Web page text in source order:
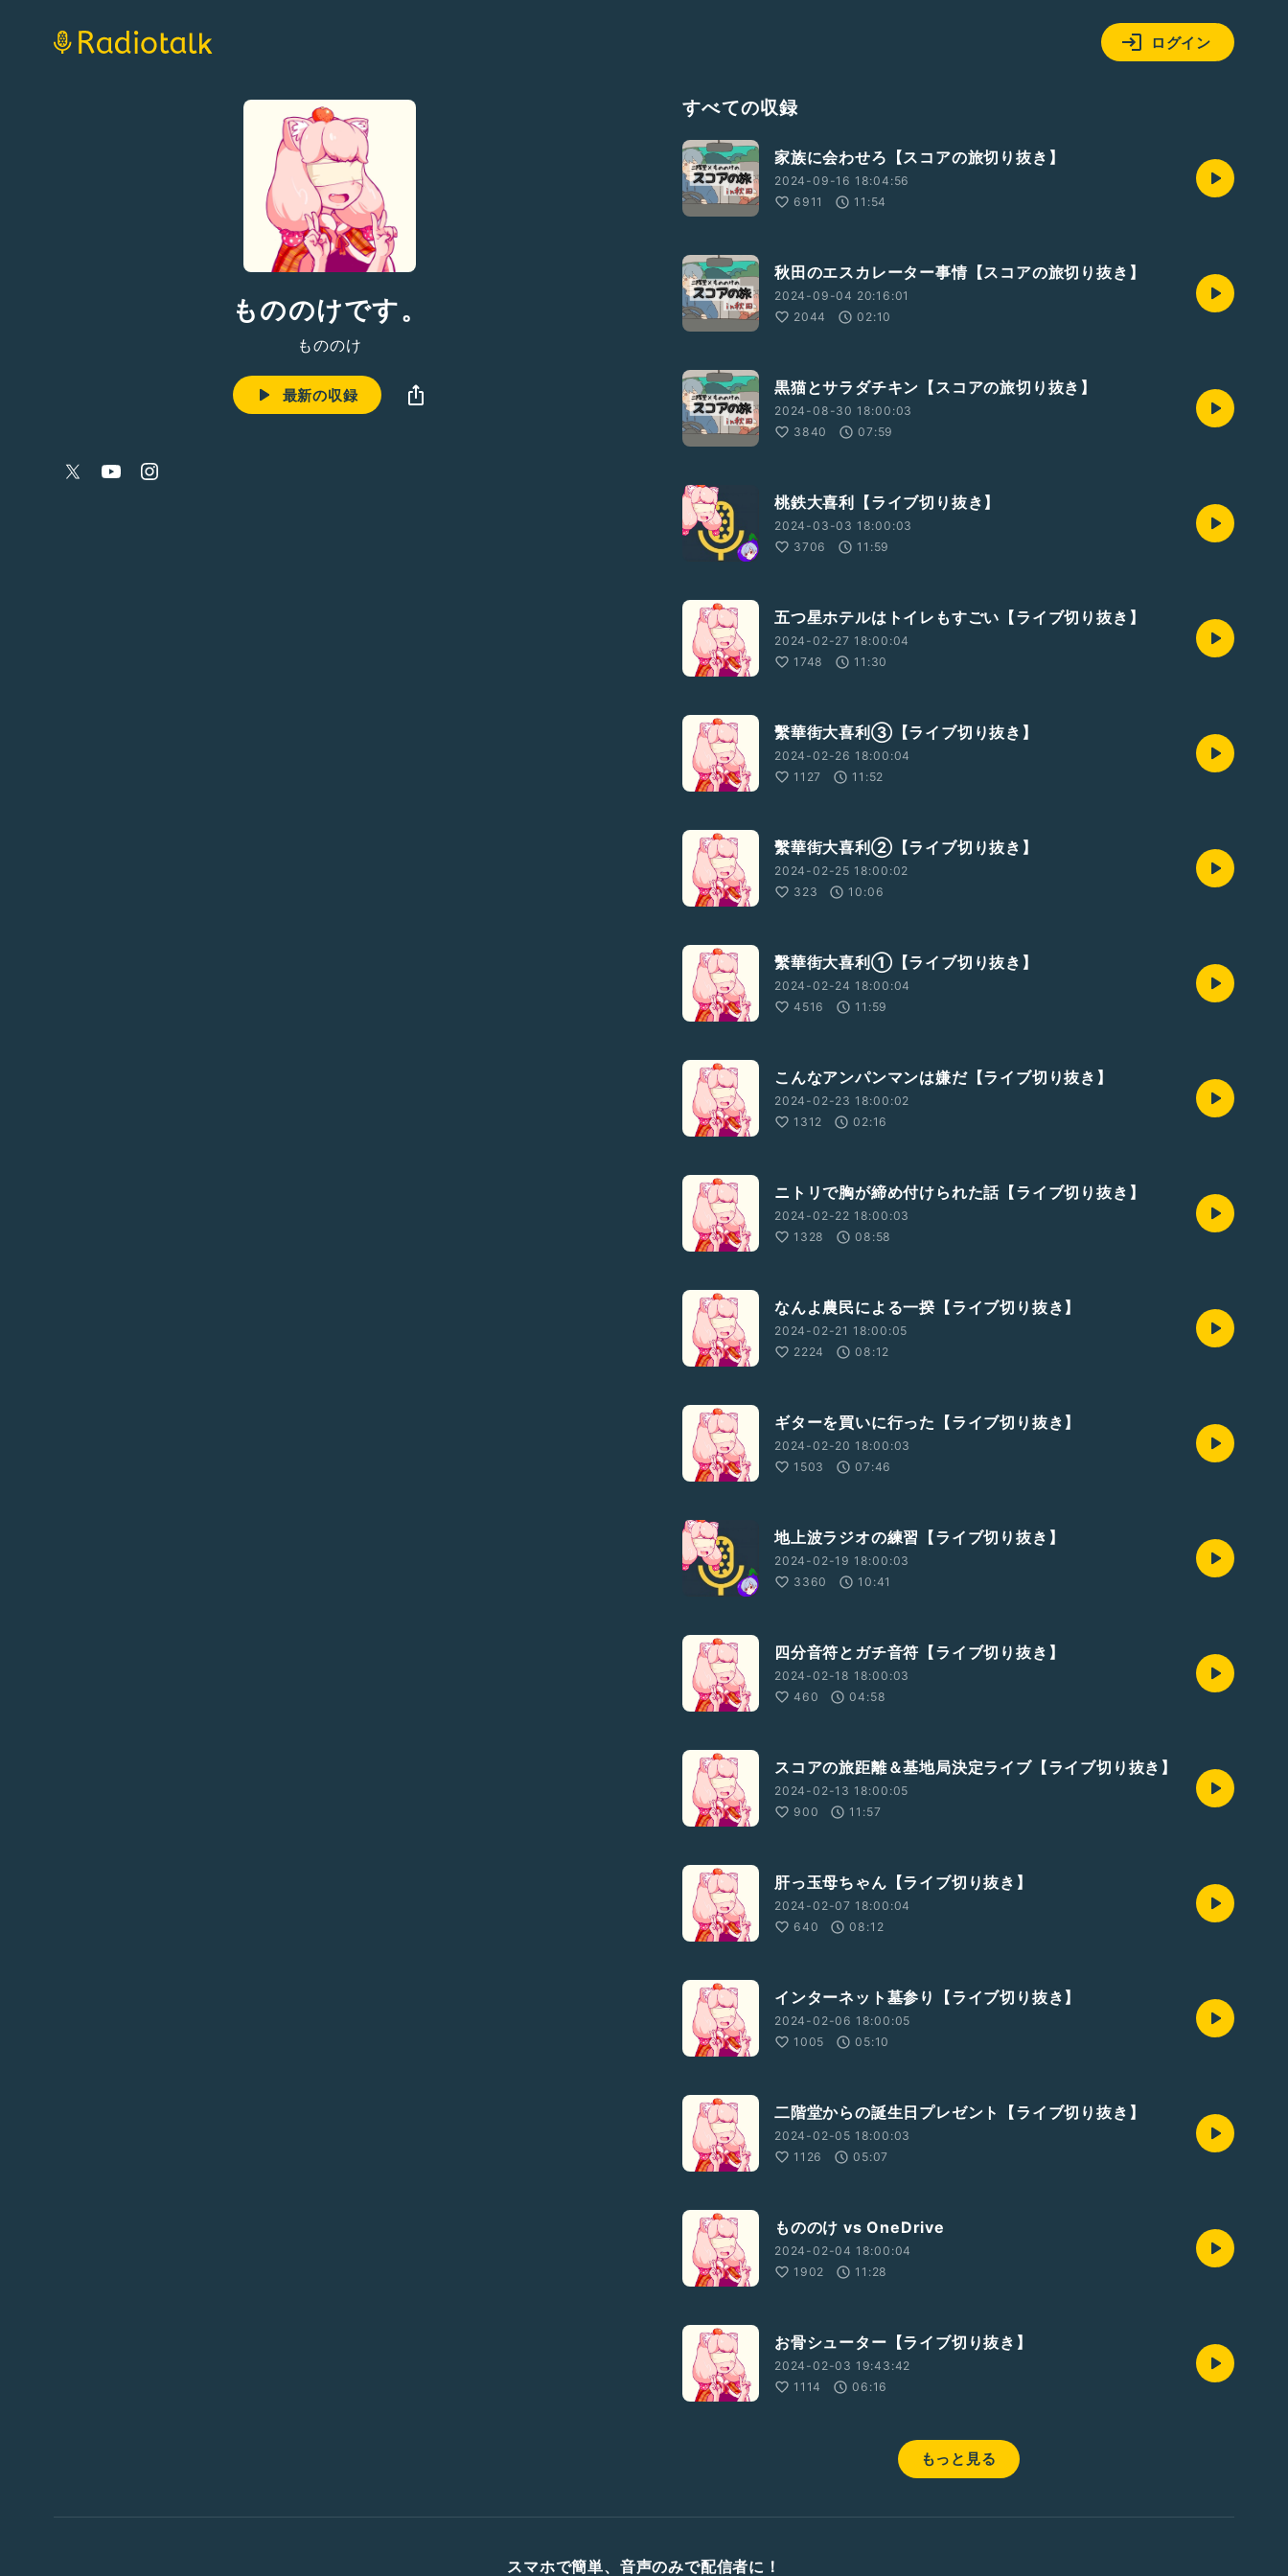
ログイン
もののけです。
もののけ
最新の収録
すべての収録
家族に会わせろ【スコアの旅切り抜き】
2024-09-16 18:04:56
6911
11:54
秋田のエスカレーター事情【スコアの旅切り抜き】
2024-09-04 20:16:01
2044
02:10
黒猫とサラダチキン【スコアの旅切り抜き】
2024-08-30 18:00:03
3840
07:59
桃鉄大喜利【ライブ切り抜き】
2024-03-03 18:00:03
3706
11:59
五つ星ホテルはトイレもすごい【ライブ切り抜き】
2024-02-27 18:00:04
1748
11:30
繫華街大喜利③【ライブ切り抜き】
2024-02-26 18:00:04
1127
11:52
繫華街大喜利②【ライブ切り抜き】
2024-02-25 18:00:02
323
10:06
繫華街大喜利①【ライブ切り抜き】
2024-02-24 18:00:04
4516
11:59
こんなアンパンマンは嫌だ【ライブ切り抜き】
2024-02-23 18:00:02
1312
02:16
ニトリで胸が締め付けられた話【ライブ切り抜き】
2024-02-22 18:00:03
1328
08:58
なんよ農民による一揆【ライブ切り抜き】
2024-02-21 18:00:05
2224
08:12
ギターを買いに行った【ライブ切り抜き】
2024-02-20 18:00:03
1503
07:46
地上波ラジオの練習【ライブ切り抜き】
2024-02-19 18:00:03
3360
10:41
四分音符とガチ音符【ライブ切り抜き】
2024-02-18 18:00:03
460
04:58
スコアの旅距離＆基地局決定ライブ【ライブ切り抜き】
2024-02-13 18:00:05
900
11:57
肝っ玉母ちゃん【ライブ切り抜き】
2024-02-07 18:00:04
640
08:12
インターネット墓参り【ライブ切り抜き】
2024-02-06 18:00:05
1005
05:10
二階堂からの誕生日プレゼント【ライブ切り抜き】
2024-02-05 18:00:03
1126
05:07
もののけ vs OneDrive
2024-02-04 18:00:04
1902
11:28
お骨シューター【ライブ切り抜き】
2024-02-03 19:43:42
1114
06:16
もっと見る
スマホで簡単、音声のみで配信者に！